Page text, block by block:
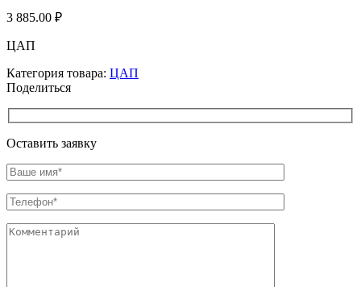
3 885.00 ₽
ЦАП
Категория товара: ЦАП
Поделиться
Оставить заявку